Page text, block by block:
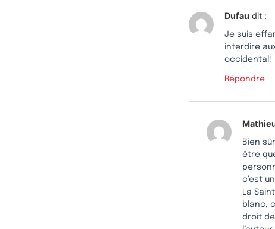
Dufau dit :
Je suis
interdire
occidental!
Répondre
Bien
être
c’est
La
blanc,
droit